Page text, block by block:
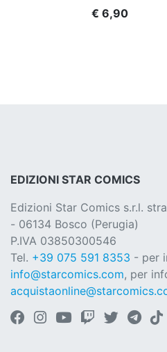
€ 6,90
EDIZIONI STAR COMICS
Edizioni Star Comics s.r.l.
- 06134 Bosco (Perugia)
P.IVA 03850300546
Tel. +39 075 591 8353 - per
info@starcomics.com, per